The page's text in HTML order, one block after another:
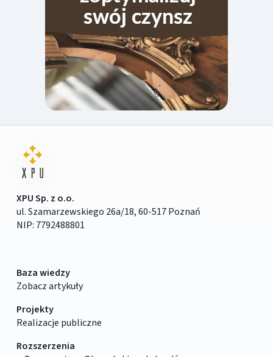
XPU Sp. z o.o.
ul. Szamarzewskiego 26a/18, 60-517 Poznań
NIP: 7792488801
Baza wiedzy
Zobacz artykuły
Projekty
Realizacje publiczne
Rozszerzenia